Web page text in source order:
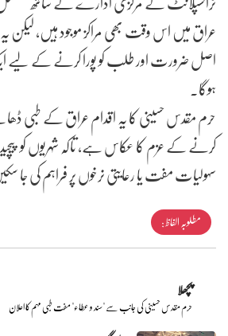
عراق میں اس وقت بھی مراکز موجود ہیں، لیکن
اصل ضرورت اور طلب کو پورا کرنے کے لیے
ہوگا۔
حرم مقدس حسینی کا یہ اقدام عراق کے طبی
کرنے کے عزم کا عکاس ہے، تاکہ شہریوں کو پیچیدہ
سہولیات مفت یا رعایتی نرخوں پر فراہم کی جا
مطلوبہ الفاظ :
پچھلا
حرم مقدس حسینی کی جانب سے "سند و عطاء" مفت طبی مہم کا اعلان